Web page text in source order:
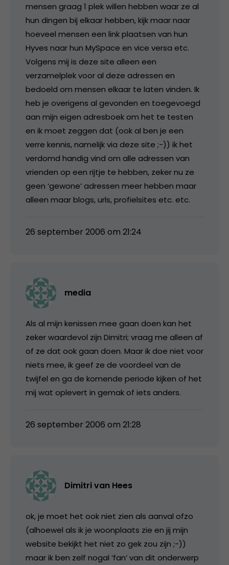
mensen graag 1 plek willen hebben waar ze al
hun dingen bij elkaar hebben, kijk maar naar
hoeveel mensen een link plaatsen van hun
Hyves naar hun MySpace en vice versa etc.
Volgens mij is deze site alleen een
verzamelplek voor al deze adressen en
bedoeld om mensen elkaar te laten vinden. Ik
heb je overigens al gevonden en toegevoegd
aan mijn eigen adresboek om het te testen
en ik moet zeggen dat (ook al ben je een
verre kennis, namelijk via deze site ;-)) ik het
verdomd handig vind om alle adressen van
vrienden op een rijtje te hebben, zeker nu ze
geen ‘gewone’ adressen meer hebben maar
alleen maar blogs, urls, profielsites etc. etc.
26 september 2006 om 21:24
media
Als al mijn kenissen mee gaan doen kan het
zeker waardevol zijn Dimitri; vraag me alleen af
of ze dat ook gaan doen. Maar ik doe niet voor
niets mee, ik geef ze de voordeel van de
twijfel en ga de komende periode kijken of het
mij wat oplevert in gemak of iets anders.
26 september 2006 om 21:28
Dimitri van Hees
ok, je moet het ook niet zien als aanval ofzo
(alhoewel als ik je woonplaats zie en jij mijn
website bekijkt het niet zo gek zou zijn ;-))
maar ik ben zelf nogal ‘fan’ van dit onderwerp